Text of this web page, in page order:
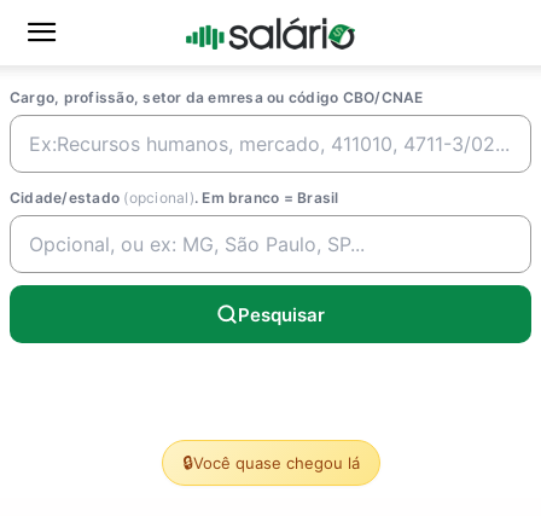
Cargo, profissão, setor da emresa ou código CBO/CNAE
Cidade/estado (opcional). Em branco = Brasil
Pesquisar
🔒Você quase chegou lá